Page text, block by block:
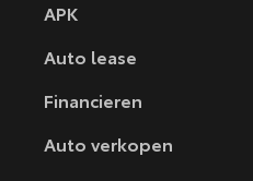
APK
Auto lease
Financieren
Auto verkopen